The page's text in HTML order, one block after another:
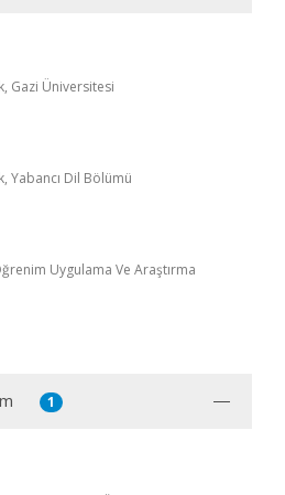
Gazi Üniversitesi
Yabancı Dil Bölümü
Uygulama Ve Araştırma
1